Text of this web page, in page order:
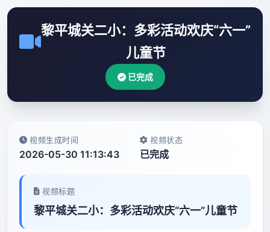
黎平城关二小：多彩活动欢庆“六一”
儿童节
已完成
视频生成时间
2026-05-30 11:13:43
视频状态
已完成
视频标题
黎平城关二小：多彩活动欢庆“六一”儿童节